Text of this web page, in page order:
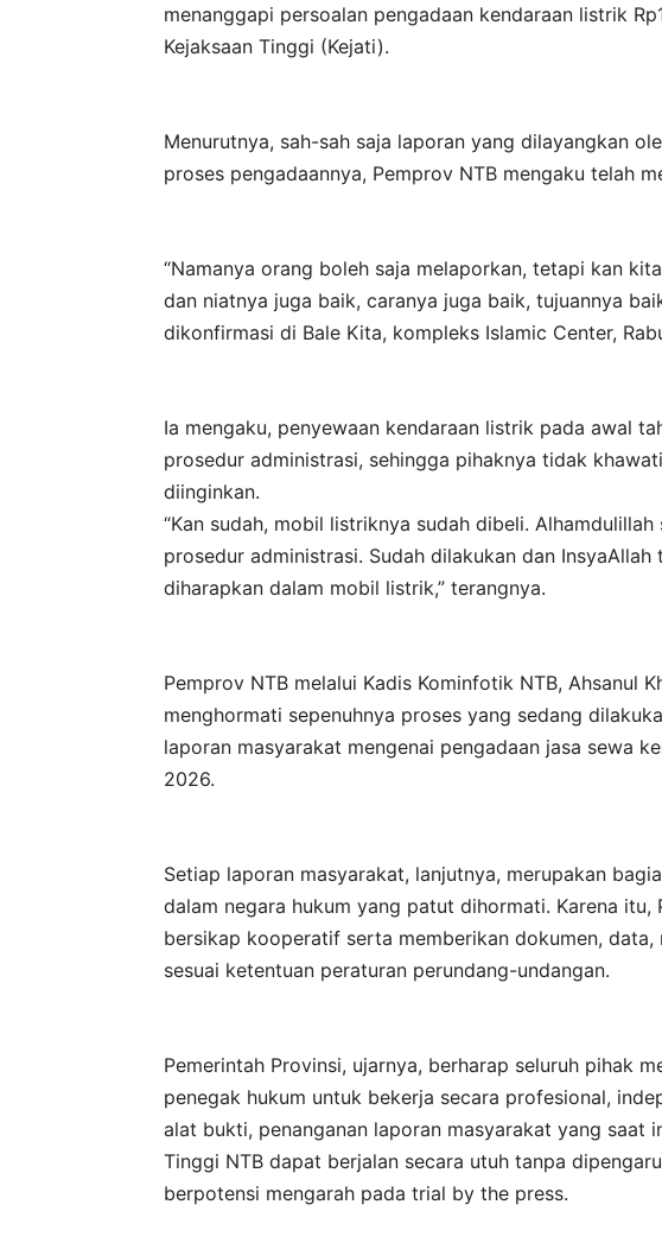
menanggapi persoalan pengadaan kendaraan listrik
Kejaksaan Tinggi (Kejati).
Menurutnya, sah-sah saja laporan yang dilayangkan
proses pengadaannya, Pemprov NTB mengaku telah
“Namanya orang boleh saja melaporkan, tetapi kan
dan niatnya juga baik, caranya juga baik, tujuannya
dikonfirmasi di Bale Kita, kompleks Islamic Center,
Ia mengaku, penyewaan kendaraan listrik pada awal
prosedur administrasi, sehingga pihaknya tidak
diinginkan.
“Kan sudah, mobil listriknya sudah dibeli. Alhamdulillah
prosedur administrasi. Sudah dilakukan dan
diharapkan dalam mobil listrik,” terangnya.
Pemprov NTB melalui Kadis Kominfotik NTB, Ahsanul
menghormati sepenuhnya proses yang sedang
laporan masyarakat mengenai pengadaan jasa sewa
2026.
Setiap laporan masyarakat, lanjutnya, merupakan
dalam negara hukum yang patut dihormati. Karena itu,
bersikap kooperatif serta memberikan dokumen,
sesuai ketentuan peraturan perundang-undangan.
Pemerintah Provinsi, ujarnya, berharap seluruh pihak
penegak hukum untuk bekerja secara profesional,
alat bukti, penanganan laporan masyarakat yang saat
Tinggi NTB dapat berjalan secara utuh tanpa
berpotensi mengarah pada trial by the press.